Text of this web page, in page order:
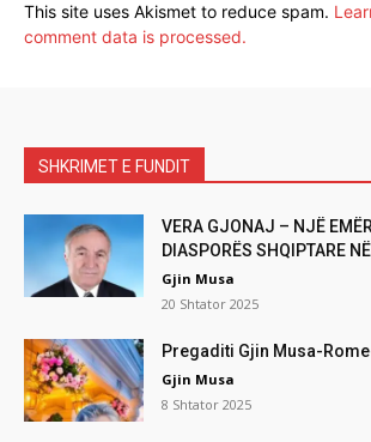
This site uses Akismet to reduce spam.
comment data is processed.
SHKRIMET E FUNDIT
VERA GJONAJ – NJË
DIASPORËS SHQIPTARE
Gjin Musa
20 Shtator 2025
Pregaditi Gjin Musa-
Gjin Musa
8 Shtator 2025